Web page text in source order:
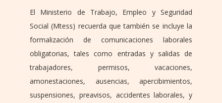
El Ministerio de Trabajo, Empleo y Seguridad
Social (Mtess) recuerda que también se incluye la
formalización de comunicaciones laborales
obligatorias, tales como entradas y salidas de
trabajadores, permisos, vacaciones,
amonestaciones, ausencias, apercibimientos,
suspensiones, preavisos, accidentes laborales, y